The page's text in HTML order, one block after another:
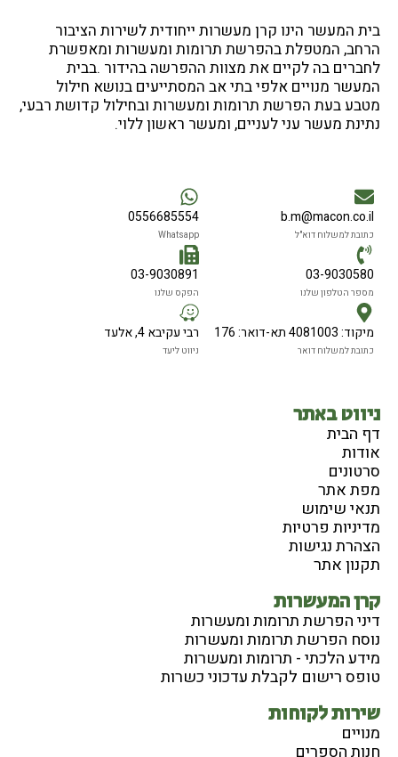
בית המעשר הינו קרן מעשרות ייחודית לשירות הציבור
הרחב, המטפלת בהפרשת תרומות ומעשרות ומאפשרת
לחברים בה לקיים את מצוות ההפרשה בהידור .בבית
המעשר מנויים אלפי בתי אב המסתייעים בנושא חילול
מטבע בעת הפרשת תרומות ומעשרות ובחילול קדושת רבעי,
נתינת מעשר עני לעניים, ומעשר ראשון ללוי.
b.m@macon.co.il
כתובת למשלוח דוא"ל
0556685554
Whatsapp
03-9030580
מספר הטלפון שלנו
03-9030891
הפקס שלנו
מיקוד: 4081003 תא-דואר: 176
כתובת למשלוח דואר
רבי עקיבא 4, אלעד
ניווט ליעד
ניווט באתר
דף הבית
אודות
סרטונים
מפת אתר
תנאי שימוש
מדיניות פרטיות
הצהרת נגישות
תקנון אתר
קרן המעשרות
דיני הפרשת תרומות ומעשרות
נוסח הפרשת תרומות ומעשרות
מידע הלכתי - תרומות ומעשרות
טופס רישום לקבלת עדכוני כשרות
שירות לקוחות
מנויים
חנות הספרים